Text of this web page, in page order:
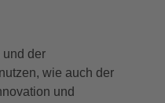
und der
wie auch der
und